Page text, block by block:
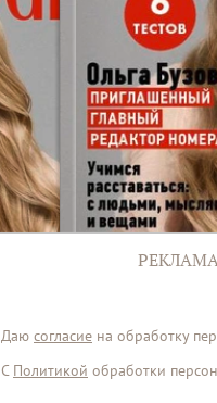
Даю согласие на обработку
С Политикой обработки